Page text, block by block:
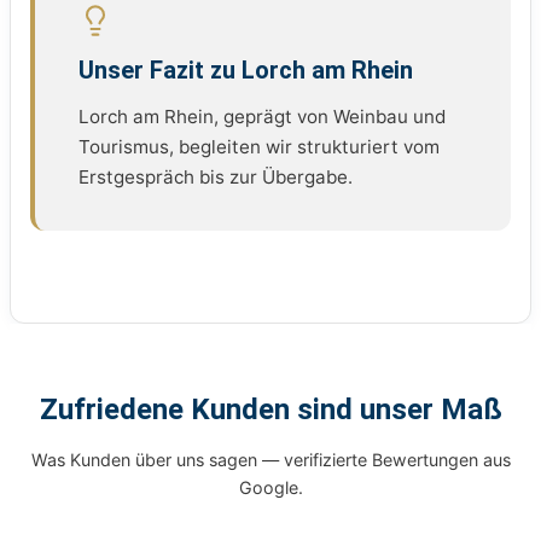
Unser Fazit zu Lorch am Rhein
Lorch am Rhein, geprägt von Weinbau und
Tourismus, begleiten wir strukturiert vom
Erstgespräch bis zur Übergabe.
Zufriedene Kunden sind unser Maß
Was Kunden über uns sagen — verifizierte Bewertungen aus
Google.